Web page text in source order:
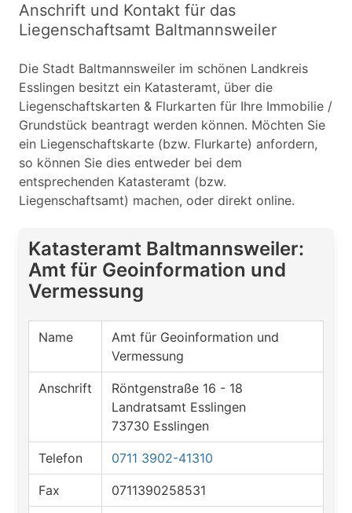
Anschrift und Kontakt für das
Liegenschaftsamt Baltmannsweiler
Die Stadt Baltmannsweiler im schönen Landkreis
Esslingen besitzt ein Katasteramt, über die
Liegenschaftskarten & Flurkarten für Ihre Immobilie /
Grundstück beantragt werden können. Möchten Sie
ein Liegenschaftskarte (bzw. Flurkarte) anfordern,
so können Sie dies entweder bei dem
entsprechenden Katasteramt (bzw.
Liegenschaftsamt) machen, oder direkt online.
Katasteramt Baltmannsweiler:
Amt für Geoinformation und
Vermessung
Name
Amt für Geoinformation und
Vermessung
Anschrift
Röntgenstraße 16 - 18
Landratsamt Esslingen
73730 Esslingen
Telefon 0711 3902-41310
Fax 0711390258531